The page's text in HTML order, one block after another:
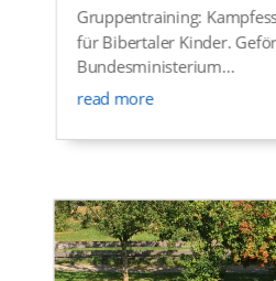
Gruppentraining:
für Bibertaler Kinder.
Bundesministerium...
read more